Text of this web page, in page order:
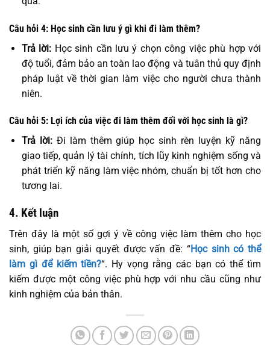
Câu hỏi 4: Học sinh cần lưu ý gì khi đi làm thêm?
Trả lời: Học sinh cần lưu ý chọn công việc phù hợp với
độ tuổi, đảm bảo an toàn lao động và tuân thủ quy định
pháp luật về thời gian làm việc cho người chưa thành
niên.
Câu hỏi 5: Lợi ích của việc đi làm thêm đối với học sinh là gì?
Trả lời: Đi làm thêm giúp học sinh rèn luyện kỹ năng
giao tiếp, quản lý tài chính, tích lũy kinh nghiệm sống và
phát triển kỹ năng làm việc nhóm, chuẩn bị tốt hơn cho
tương lai.
4. Kết luận
Trên đây là một số gợi ý về công việc làm thêm cho học
sinh, giúp bạn giải quyết được vấn đề: “Học sinh có thể
làm gì để kiếm tiền?“. Hy vọng rằng các bạn có thể tìm
kiếm được một công việc phù hợp với nhu cầu cũng như
kinh nghiệm của bản thân.